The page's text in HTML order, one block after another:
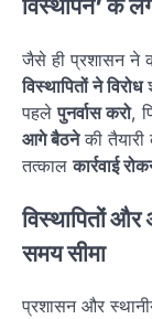
विस्थापन’ के
जैसे ही प्रशासन ने
विस्थापितों ने विरोध
पहलेपुनर्वास करो,
आगे बैठनेकी तैयारी
तत्कालकार्रवाई
विस्थापितों और
समय सीमा
प्रशासन और